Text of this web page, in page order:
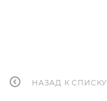
НАЗАД К СПИСКУ